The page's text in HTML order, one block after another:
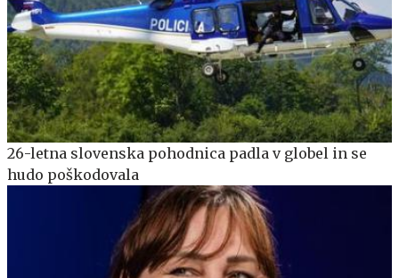
26-letna slovenska pohodnica padla v globel in se
hudo poškodovala